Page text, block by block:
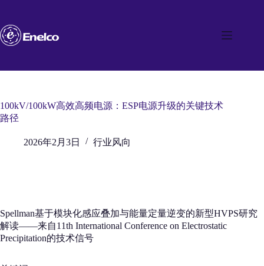
内
容
100kV/100kW高效高频电源：ESP电源升级的关键技术
路径
2026年2月3日 行业风向
Spellman基于模块化感应叠加与能量定量逆变的新型HVPS研究
解读——来自11th International Conference on Electrostatic
Precipitation的技术信号